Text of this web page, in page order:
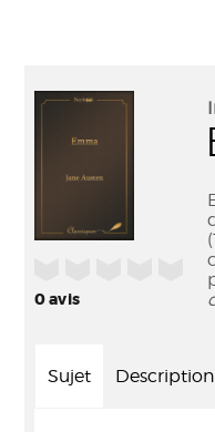
0avis
Sujet Description